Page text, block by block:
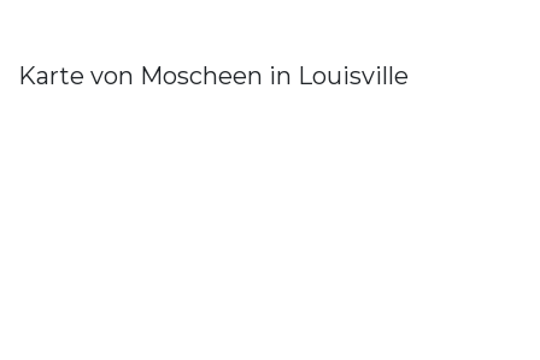
Karte von Moscheen in Louisville